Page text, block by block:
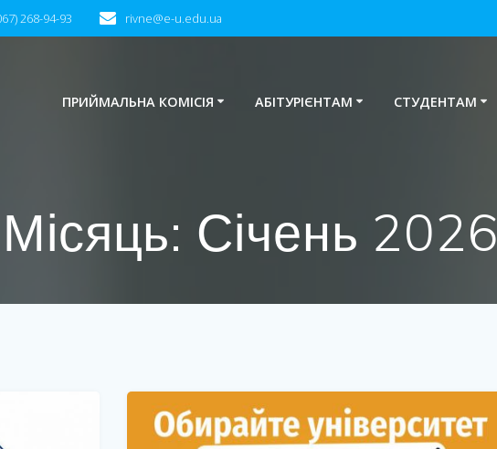
268-94-93 rivne@e-u.edu.ua
ПРИЙМАЛЬНА КОМІСІЯ АБІТУРІЄНТАМ СТУДЕНТАМ
Місяць: Січень 2026